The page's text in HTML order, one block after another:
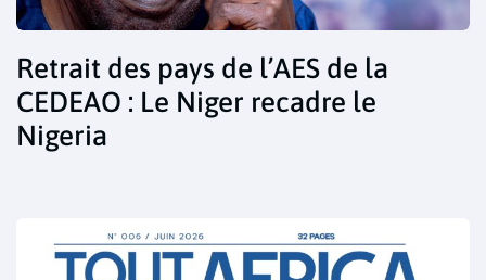
Retrait des pays de l’AES de la
CEDEAO : Le Niger recadre le
Nigeria